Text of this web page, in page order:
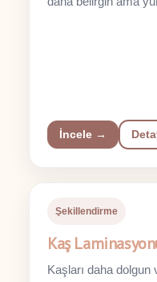
İncele →
Şekillendirme
Kaş
Kaşları daha dolgun